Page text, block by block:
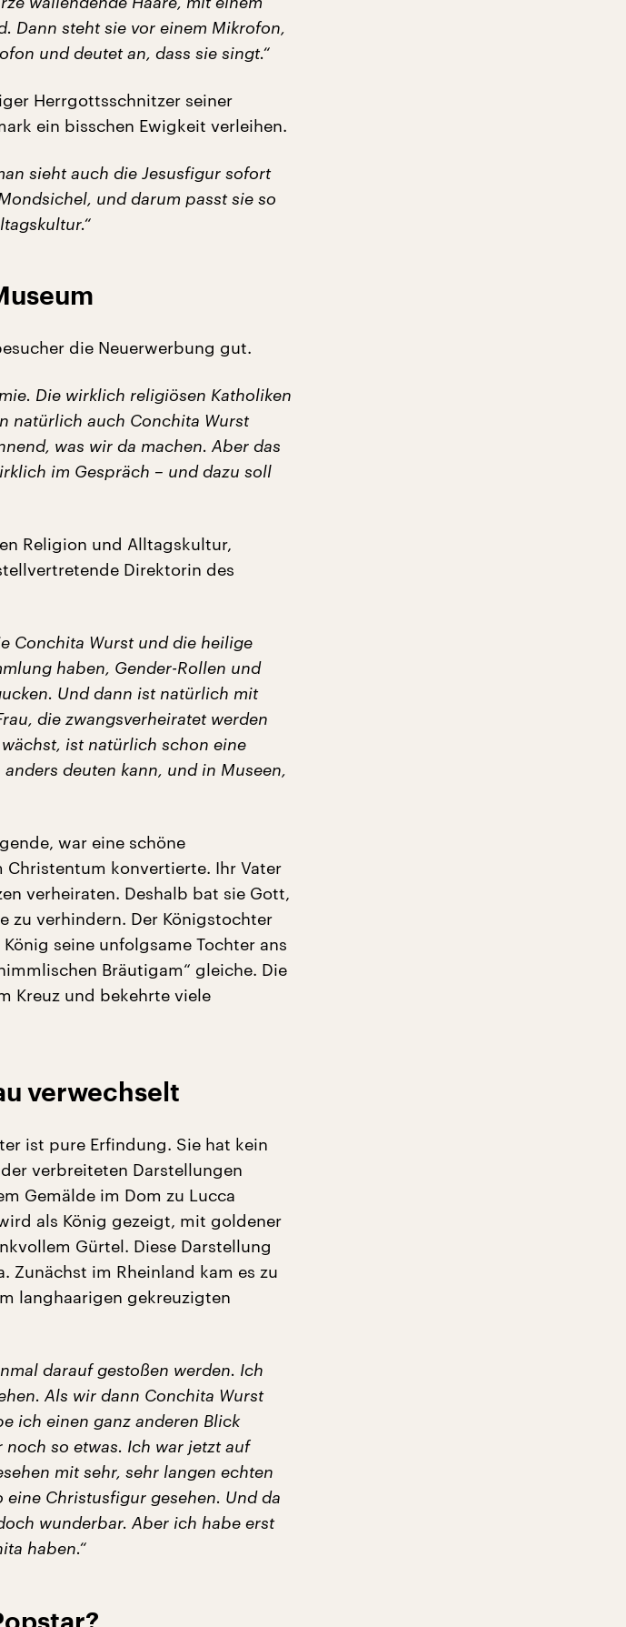
Dann steht sie vor einem Mikrofon,
und deutet an, dass sie singt.“
Herrgottsschnitzer seiner
ein bisschen Ewigkeit verleihen.
sieht auch die Jesusfigur sofort
und darum passt sie so
die Neuerwerbung gut.
Die wirklich religiösen Katholiken
natürlich auch Conchita Wurst
was wir da machen. Aber das
im Gespräch – und dazu soll
Religion und Alltagskultur,
Direktorin des
Conchita Wurst und die heilige
haben, Gender-Rollen und
Und dann ist natürlich mit
die zwangsverheiratet werden
ist natürlich schon eine
deuten kann, und in Museen,
war eine schöne
konvertierte. Ihr Vater
verheiraten. Deshalb bat sie Gott,
zu verhindern. Der Königstochter
seine unfolgsame Tochter ans
Bräutigam“ gleiche. Die
Kreuz und bekehrte viele
verwechselt
ist pure Erfindung. Sie hat kein
verbreiteten Darstellungen
Gemälde im Dom zu Lucca
als König gezeigt, mit goldener
Gürtel. Diese Darstellung
Zunächst im Rheinland kam es zu
langhaarigen gekreuzigten
darauf gestoßen werden. Ich
Als wir dann Conchita Wurst
ich einen ganz anderen Blick
so etwas. Ich war jetzt auf
mit sehr, sehr langen echten
Christusfigur gesehen. Und da
wunderbar. Aber ich habe erst
haben.“